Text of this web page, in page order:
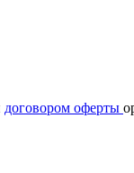
договором оферты